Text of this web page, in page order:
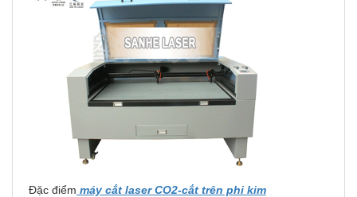
Đặc điểm máy cắt laser CO2-cắt trên phi kim